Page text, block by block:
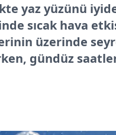
yaz yüzünü
sıcak hava
üzerinde
gündüz